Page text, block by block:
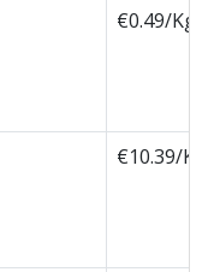
€0.49/Kg
€10.39/Kg